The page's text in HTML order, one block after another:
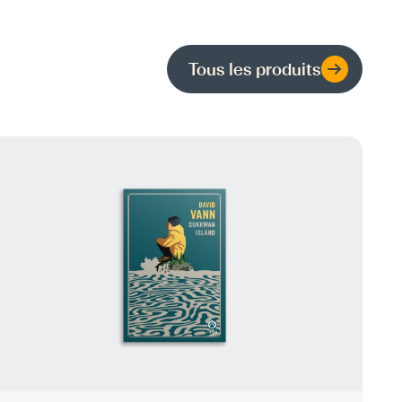
Tous les produits